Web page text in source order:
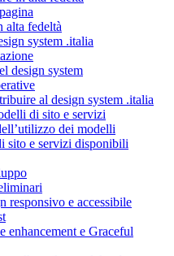
alta fedeltà
system .italia
design system
al design system .italia
di sito e servizi
dei modelli
sito e servizi disponibili
responsivo e accessibile
enhancement e Graceful